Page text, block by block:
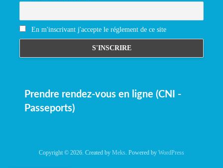
En m'inscrivant j'accepte le réglement de ce site
Prendre rendez-vous en ligne (CNI -
Passeports)
Copyright © 2026. Created by Meks . Powered by WordPress